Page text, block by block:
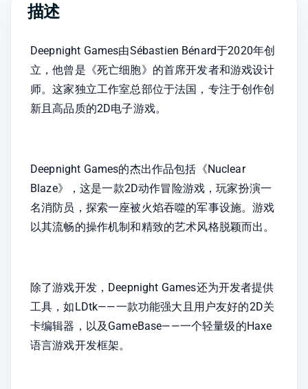
描述
Deepnight Games由Sébastien Bénard于2020年创
立，他曾是《死亡细胞》的首席开发者和游戏设计
师。这家独立工作室总部位于法国，专注于创作创
新且高品质的2D电子游戏。
Deepnight Games的杰出作品包括《Nuclear
Blaze》，这是一款2D动作冒险游戏，玩家扮演一
名消防员，探索一座被火焰吞噬的军事设施。游戏
以其流畅的操作机制和精致的艺术风格脱颖而出。
除了游戏开发，Deepnight Games还为开发者提供
工具，如LDtk——一款功能强大且用户友好的2D关
卡编辑器，以及GameBase——一个轻量级的Haxe
语言游戏开发框架。